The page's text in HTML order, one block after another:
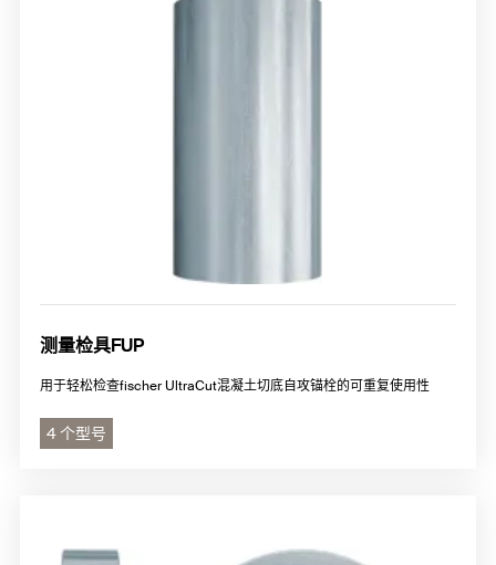
测量检具FUP
用于轻松检查fischer UltraCut混凝土切底自攻锚栓的可重复使用性
4 个型号